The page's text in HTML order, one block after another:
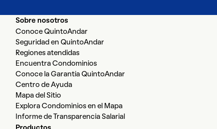
Sobre nosotros
Conoce QuintoAndar
Seguridad en QuintoAndar
Regiones atendidas
Encuentra Condominios
Conoce la Garantía QuintoAndar
Centro de Ayuda
Mapa del Sitio
Explora Condominios en el Mapa
Informe de Transparencia Salarial